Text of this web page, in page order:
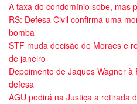
A taxa do condomínio sobe, mas
RS: Defesa Civil confirma uma
bomba
STF muda decisão de Moraes e
de janeiro
Depoimento de Jaques Wagner
defesa
AGU pedirá na Justiça a retirada